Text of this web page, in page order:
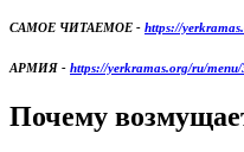
САМОЕ ЧИТАЕМОЕ - https://
АРМИЯ - https://yerkramas.org/ru/
Почему